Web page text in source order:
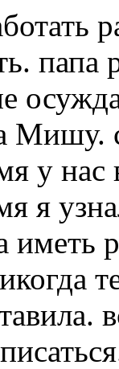
Мишу.
у нас
я